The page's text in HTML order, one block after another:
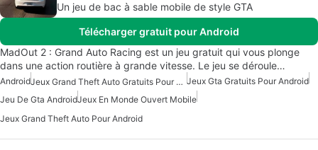
Un jeu de bac à sable mobile de style GTA
Télécharger gratuit pour Android
MadOut 2 : Grand Auto Racing est un jeu gratuit qui vous plonge
dans une action routière à grande vitesse. Le jeu se déroule…
Android Jeux Grand Theft Auto Gratuits Pour Android Jeux Gta Gratuits Pour Android
Jeu De Gta AndroidJeux En Monde Ouvert Mobile
Jeux Grand Theft Auto Pour Android